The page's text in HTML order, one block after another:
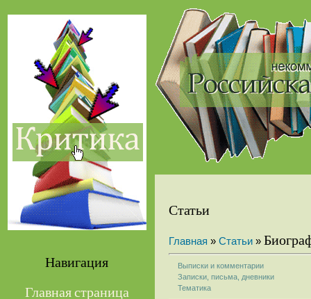
Навигация
Главная страница
Статьи
Главная » Статьи »
Выписки и комментарии
Записки, письма, дневники
Тематика